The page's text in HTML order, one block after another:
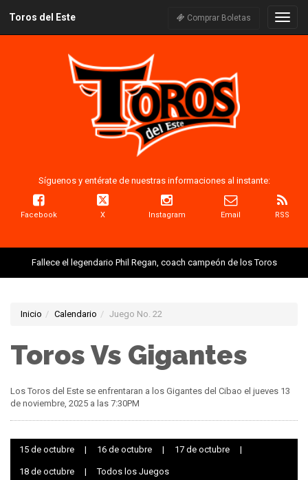
Toros del Este Comprar Boletas
Síguenos y entérate de nuestras informaciones al instante:
Facebook X Instagram Email RSS
Fallece el legendario Phil Regan, coach campeón de los Toros
Inicio Calendario Juego No. 22
Toros Vs Gigantes
Los Toros del Este se enfrentaran a los Gigantes del Cibao el jueves 13
de noviembre, 2025 a las 7:30PM
15 de octubre | 16 de octubre | 17 de octubre |
18 de octubre | Todos los Juegos